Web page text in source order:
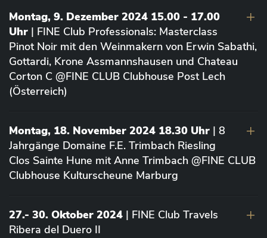
Montag, 9. Dezember 2024 15.00 - 17.00
Uhr | FINE Club Professionals: Masterclass
Pinot Noir mit den Weinmakern von Erwin Sabathi,
Gottardi, Krone Assmannshausen und Chateau
Corton C @FINE CLUB Clubhouse Post Lech
(Österreich)
Montag, 18. November 2024 18.30 Uhr | 8
Jahrgänge Domaine F.E. Trimbach Riesling
Clos Sainte Hune mit Anne Trimbach @FINE CLUB
Clubhouse Kulturscheune Marburg
27.- 30. Oktober 2024 | FINE Club Travels
Ribera del Duero II